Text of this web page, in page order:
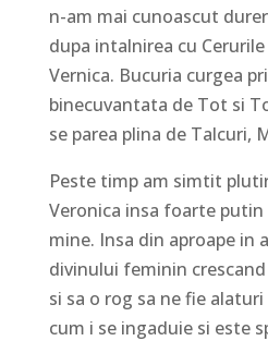
n-am mai cunoascut
dupa intalnirea cu
Vernica. Bucuria curgea
binecuvantata de Tot si
se parea plina de Talcuri,
Peste timp am simtit
Veronica insa foarte
mine. Insa din aproape in
divinului feminin
si sa o rog sa ne fie
cum i se ingaduie si este